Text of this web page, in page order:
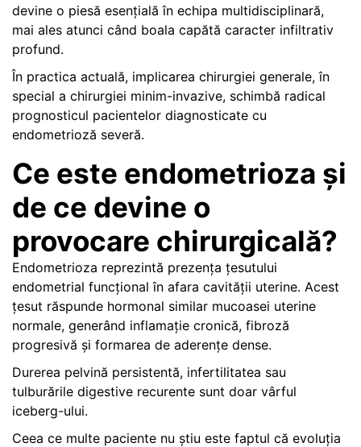
devine o piesă esențială în echipa multidisciplinară,
mai ales atunci când boala capătă caracter infiltrativ
profund.
În practica actuală, implicarea chirurgiei generale, în
special a chirurgiei minim-invazive, schimbă radical
prognosticul pacientelor diagnosticate cu
endometrioză severă.
Ce este endometrioza și
de ce devine o
provocare chirurgicală?
Endometrioza reprezintă prezența țesutului
endometrial funcțional în afara cavității uterine. Acest
țesut răspunde hormonal similar mucoasei uterine
normale, generând inflamație cronică, fibroză
progresivă și formarea de aderențe dense.
Durerea pelvină persistentă, infertilitatea sau
tulburările digestive recurente sunt doar vârful
iceberg-ului.
Ceea ce multe paciente nu știu este faptul că evoluția